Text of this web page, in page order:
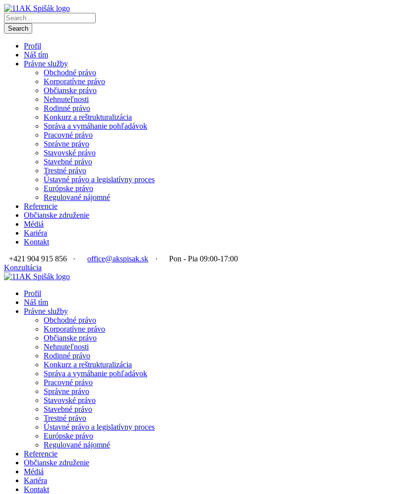
Profil
Náš tím
Právne služby
Obchodné právo
Korporatívne právo
Občianske právo
Nehnuteľnosti
Rodinné právo
Konkurz a reštrukturalizácia
Správa a vymáhanie pohľadávok
Pracovné právo
Správne právo
Stavovské právo
Stavebné právo
Trestné právo
Ústavné právo a legislatívny proces
Európske právo
Regulované nájomné
Referencie
Občianske združenie
Médiá
Kariéra
Kontakt
+421 904 915 856
· office@akspisak.sk ·
Pon - Pia 09:00-17:00
Konzultácia
Profil
Náš tím
Právne služby
Obchodné právo
Korporatívne právo
Občianske právo
Nehnuteľnosti
Rodinné právo
Konkurz a reštrukturalizácia
Správa a vymáhanie pohľadávok
Pracovné právo
Správne právo
Stavovské právo
Stavebné právo
Trestné právo
Ústavné právo a legislatívny proces
Európske právo
Regulované nájomné
Referencie
Občianske združenie
Médiá
Kariéra
Kontakt